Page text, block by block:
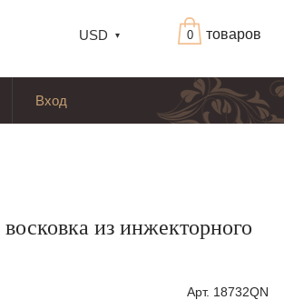
товаров
0
USD
Вход
из инжекторного
Арт. 18732QN